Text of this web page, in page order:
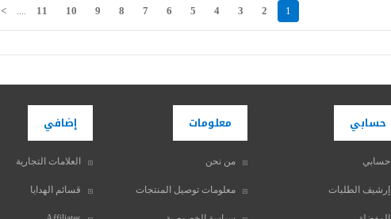
1
2
3
4
5
6
7
8
9
10
11
....
>
حسابي
حسابي
إرشيف الطلبات
معلومات
من نحن
معلومات توصيل المنتجات
إضافي
العلامات التجارية
قسائم الهدايا